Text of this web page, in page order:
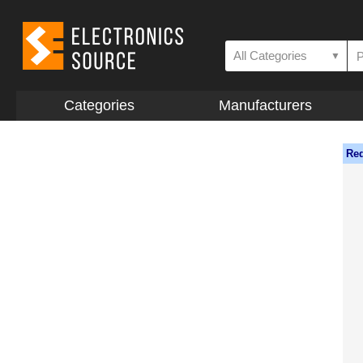
All Categories ▼
Categories Manufacturers